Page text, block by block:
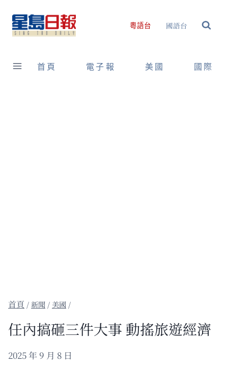
content
粵語台 國語台
首頁 電子報 美國 國際
/新聞 / 美國 /
任內搞砸三件大事 動搖旅遊經濟
2025 年 9 月 8 日